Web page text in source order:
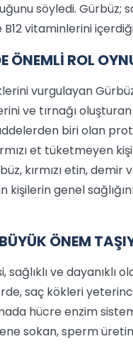
söyledi. Gürbüz;
B12 vitaminlerini
ÖNEMLİ ROL
vurgulayan
ve tırnağı
biri olan
et tüketmeyen
kırmızı etin, demir
kişilerin genel
ÖNEM
ve dayanıklı
saç kökleri
hücre enzim
sokan, sperm